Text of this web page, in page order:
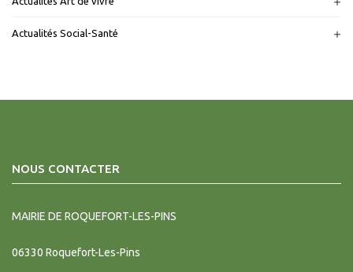
Actualités Social-Santé
NOUS CONTACTER
MAIRIE DE ROQUEFORT-LES-PINS
06330 Roquefort-Les-Pins